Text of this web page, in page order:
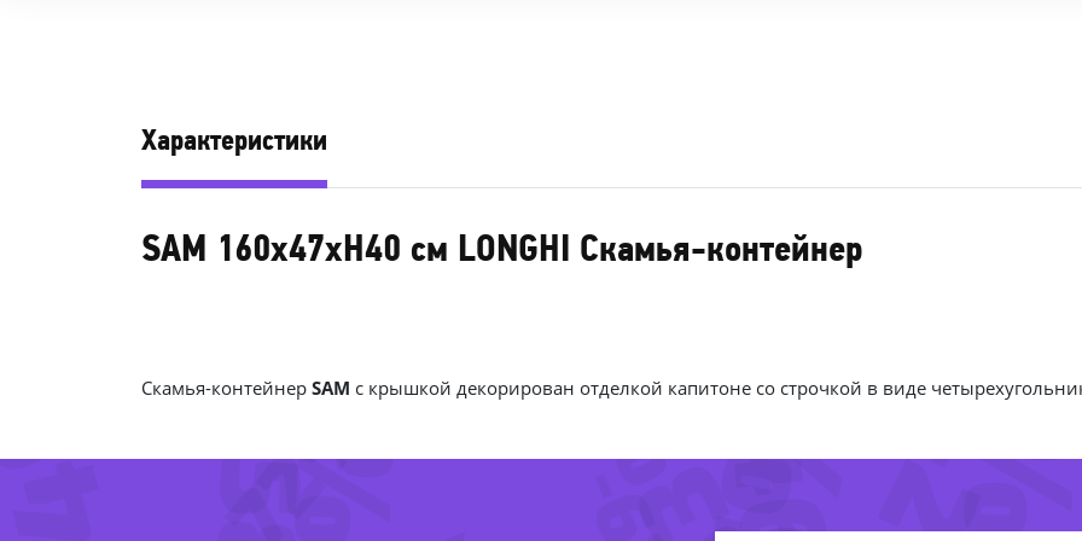
Характеристики
SAM 160х47хН40 см LONGHI Скамья-контейнер
Скамья-контейнер SAM с крышкой декорирован отделкой капитоне со строчкой в виде
-72%